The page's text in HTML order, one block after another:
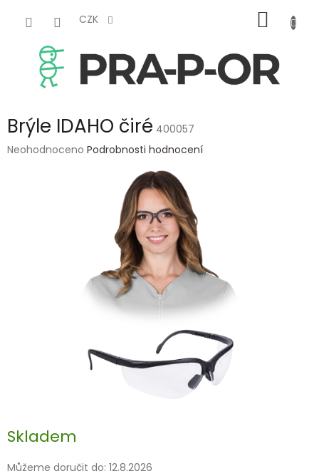
CZK
KOŠÍK
Brýle IDAHO čiré 400057
Průměrné
Neohodnoceno Podrobnosti hodnocení
Skladem
Můžeme doručit do: 12.8.2026